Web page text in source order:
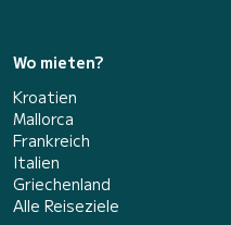
Wo mieten?
Kroatien
Mallorca
Frankreich
Italien
Griechenland
Alle Reiseziele